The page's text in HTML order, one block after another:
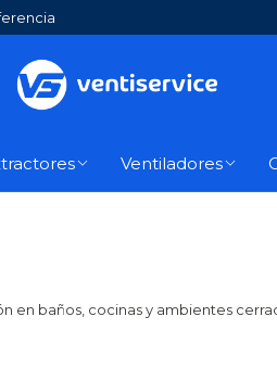
Ventiladores
en baños, cocinas y ambientes